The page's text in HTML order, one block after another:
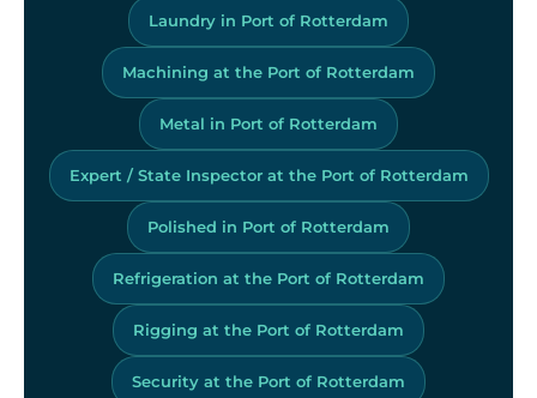
Laundry in Port of Rotterdam
Machining at the Port of Rotterdam
Metal in Port of Rotterdam
Expert / State Inspector at the Port of Rotterdam
Polished in Port of Rotterdam
Refrigeration at the Port of Rotterdam
Rigging at the Port of Rotterdam
Security at the Port of Rotterdam